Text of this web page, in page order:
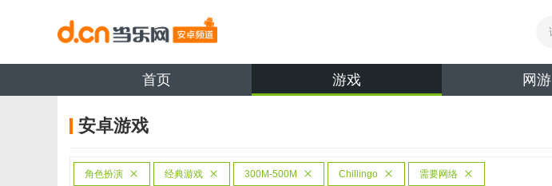
首页 游戏 网游
安卓游戏
角色扮演 经典游戏 300M-500M Chillingo 需要网络